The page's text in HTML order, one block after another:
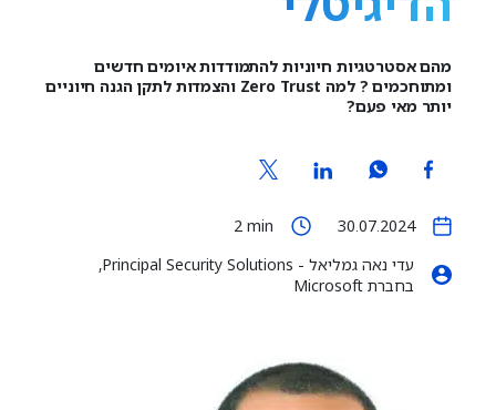
מהם אסטרטגיות חיוניות להתמודדות איומים חדשים
ומתוחכמים ? למה Zero Trust והצמדות לתקן הגנה חיוניים
יותר מאי פעם?
30.07.2024
2 min
עדי נאה גמליאל - Principal Security Solutions,
בחברת Microsoft